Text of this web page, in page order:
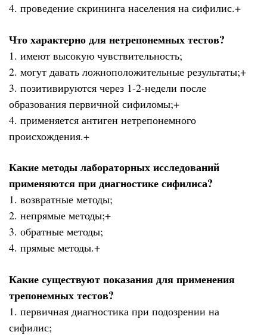
4. проведение скрининга населения на сифилис.+
Что характерно для нетрепонемных тестов?
1. имеют высокую чувствительность;
2. могут давать ложноположительные результаты;+
3. позитивируются через 1-2-недели после
образования первичной сифиломы;+
4. применяется антиген нетрепонемного
происхождения.+
Какие методы лабораторных исследований
применяются при диагностике сифилиса?
1. возвратные методы;
2. непрямые методы;+
3. обратные методы;
4. прямые методы.+
Какие существуют показания для применения
трепонемных тестов?
1. первичная диагностика при подозрении на
сифилис;